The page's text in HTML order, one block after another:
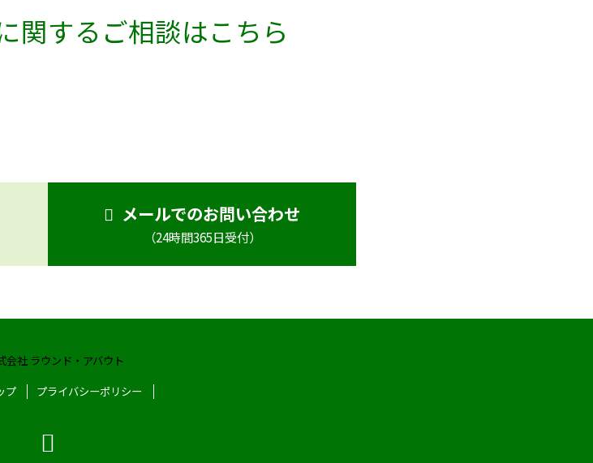
関するご相談はこちら
メールでのお問い合わせ
（24時間365日受付）
プ プライバシーポリシー